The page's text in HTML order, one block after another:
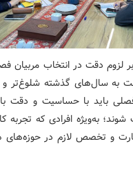
بر لزوم دقت در انتخاب مربیان
به سال‌های گذشته شلوغ‌تر و
فصلی باید با حساسیت و دقت
به‌ویژه افرادی که تجربه
و تخصص لازم در